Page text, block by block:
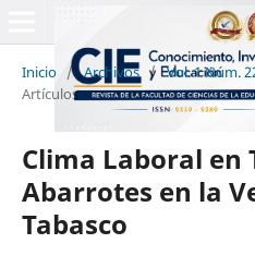
Inicio / Archivos / Vol. 1 Núm.
Artículos
Clima Laboral en
Abarrotes en la
Tabasco